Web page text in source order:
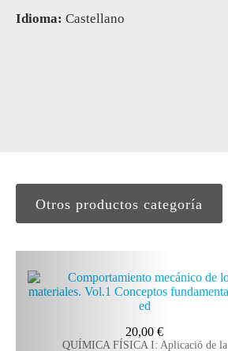
Idioma: Castellano
Otros productos categoría
20,00 €
QUÍMICA FÍSICA I: Aplicació de la